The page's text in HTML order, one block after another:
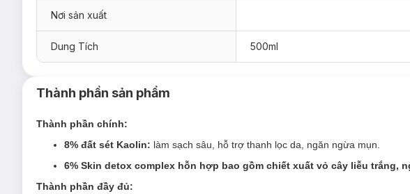
Nơi sản xuất
Dung Tích 500ml
Thành phần sản phẩm
Thành phần chính:
8% đất sét Kaolin: làm sạch sâu, hỗ trợ thanh lọc da, ngăn ngừa mụn.
6% Skin detox complex hỗn hợp bao gồm chiết xuất vỏ cây liễu trắng,
Thành phần đầy đủ: